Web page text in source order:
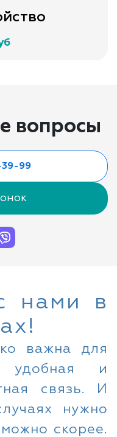
вопросы
39-99
нами в
важна для
удобная и
связь. И
нужно
скорее.